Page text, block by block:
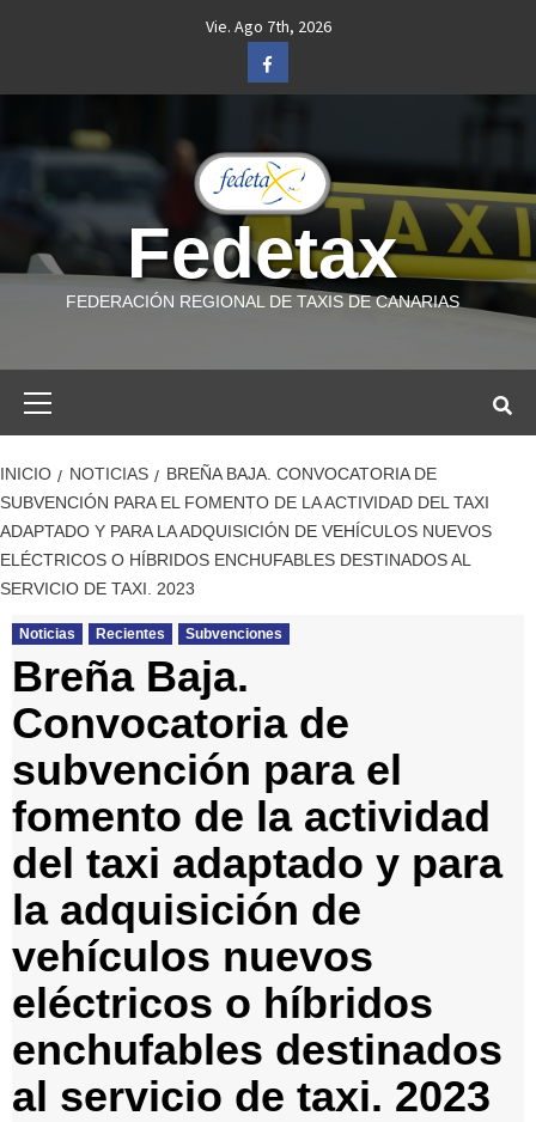
Vie. Ago 7th, 2026
Facebook
Fedetax
FEDERACIÓN REGIONAL DE TAXIS DE CANARIAS
INICIO NOTICIAS
BREÑA BAJA. CONVOCATORIA DE
SUBVENCIÓN PARA EL FOMENTO DE LA ACTIVIDAD DEL TAXI
ADAPTADO Y PARA LA ADQUISICIÓN DE VEHÍCULOS NUEVOS
ELÉCTRICOS O HÍBRIDOS ENCHUFABLES DESTINADOS AL
SERVICIO DE TAXI. 2023
Noticias Recientes Subvenciones
Breña Baja.
Convocatoria de
subvención para el
fomento de la actividad
del taxi adaptado y para
la adquisición de
vehículos nuevos
eléctricos o híbridos
enchufables destinados
al servicio de taxi. 2023